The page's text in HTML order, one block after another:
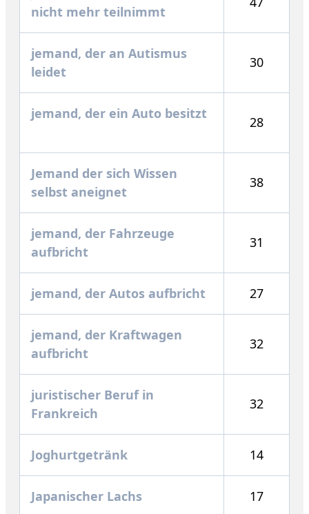
nicht mehr teilnimmt
jemand, der an Autismus
leidet
30
jemand, der ein Auto besitzt
28
Jemand der sich Wissen
selbst aneignet
38
jemand, der Fahrzeuge
aufbricht
31
jemand, der Autos aufbricht 27
jemand, der Kraftwagen
aufbricht
32
juristischer Beruf in
Frankreich
32
Joghurtgetränk 14
Japanischer Lachs 17